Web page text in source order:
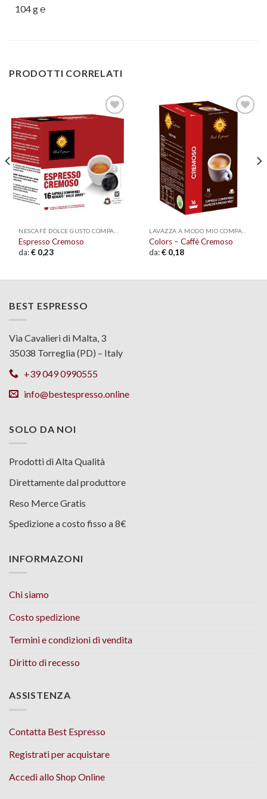
104 g ℮
PRODOTTI CORRELATI
dei
desideri
NESCAFÈ DOLCE GUSTO COMPATIBILI
Espresso Cremoso
da:€ 0,23
Aggiungi
desideri
LAVAZZA A MODO MIO COMPATIBILI
Colors – Caffè Cremoso
da:€ 0,18
BEST ESPRESSO
Via Cavalieri di Malta, 3
35038 Torreglia (PD) – Italy
+39 049 0990555
info@bestespresso.online
SOLO DA NOI
Prodotti di Alta Qualità
Direttamente dal produttore
Reso Merce Gratis
Spedizione a costo fisso a 8€
INFORMAZONI
Chi siamo
Costo spedizione
Termini e condizioni di vendita
Diritto di recesso
ASSISTENZA
Contatta Best Espresso
Registrati per acquistare
Accedi allo Shop Online